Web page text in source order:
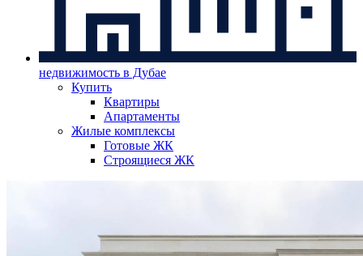
недвижимость в Дубае
Купить
Квартиры
Апартаменты
Жилые комплексы
Готовые ЖК
Строящиеся ЖК